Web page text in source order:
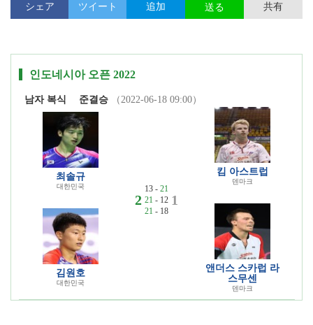
シェア ツイート 追加 送る 共有
인도네시아 오픈 2022
남자 복식 준결승 （2022-06-18 09:00）
최솔규
대한민국
김원호
대한민국
2
13 - 21
21 - 12
21 - 18
1
킴 아스트럽
덴마크
앤더스 스카럽 라
스무센
덴마크